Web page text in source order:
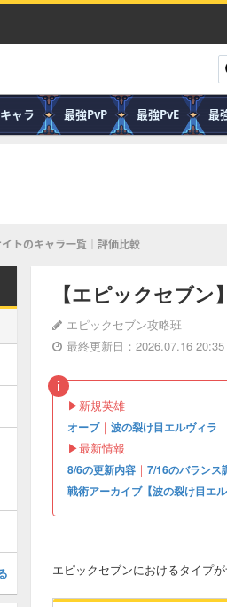
ャラ 最強PvP 最強PvE 最
イトのキャラ一覧｜評価比較
【エピックセブ
エピックセブン攻略班
最終更新日：2026.07.16 20:35
▶︎新規英雄
オーブ｜ 波の裂け目エルヴィラ
▶︎最新情報
8/6の更新内容 ｜ 7/16のバランス
戦術アーカイブ【波の裂け目エル
エピックセブンにおけるタイプ